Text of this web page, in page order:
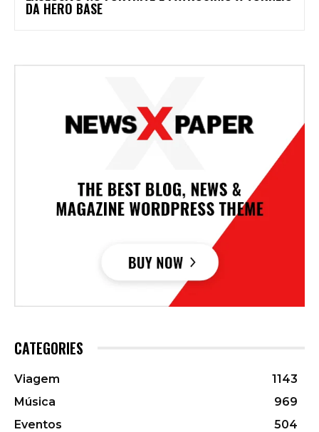
DA HERO BASE
CATEGORIES
Viagem
1143
Música
969
Eventos
504